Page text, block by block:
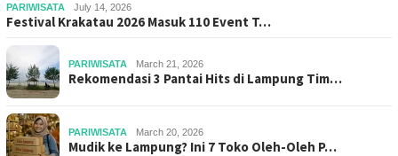
PARIWISATA July 14, 2026
Festival Krakatau 2026 Masuk 110 Event T…
PARIWISATA March 21, 2026
Rekomendasi 3 Pantai Hits di Lampung Tim…
PARIWISATA March 20, 2026
Mudik ke Lampung? Ini 7 Toko Oleh-Oleh P…